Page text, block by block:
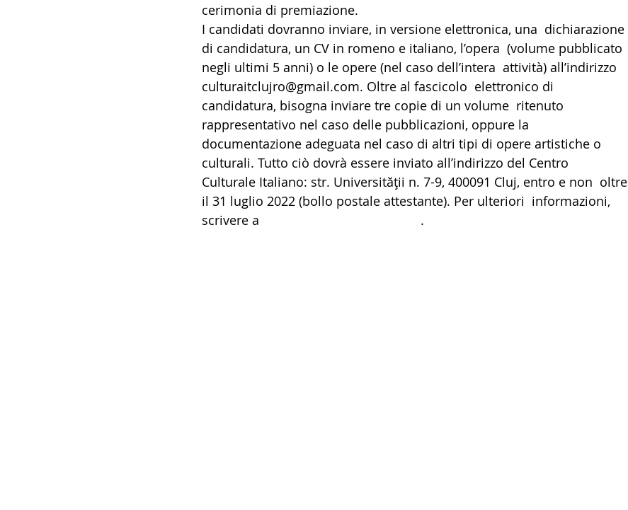
20 - AMERICA 21 - AMERICA-CENTRO
24 - ASIA 25 - OCEANIA 26 - POLITICA 28 - PAPPAMONDO.TV
30 - LAVORO 31 - ICE ISTITUTO COMMERCIO ESTERO 32 - MADE IN ITALY
cerimonia di premiazione.
I candidati dovranno inviare, in versione elettronica, una  dichiarazione
di candidatura, un CV in romeno e italiano, l’opera  (volume pubblicato
negli ultimi 5 anni) o le opere (nel caso dell’intera  attività) all’indirizzo
culturaitclujro@gmail.com. Oltre al fascicolo  elettronico di
candidatura, bisogna inviare tre copie di un volume  ritenuto
rappresentativo nel caso delle pubblicazioni, oppure la
documentazione adeguata nel caso di altri tipi di opere artistiche o
culturali. Tutto ciò dovrà essere inviato all’indirizzo del Centro
Culturale Italiano: str. Universităţii n. 7-9, 400091 Cluj, entro e non  oltre
il 31 luglio 2022 (bollo postale attestante). Per ulteriori  informazioni,
scrivere a
.